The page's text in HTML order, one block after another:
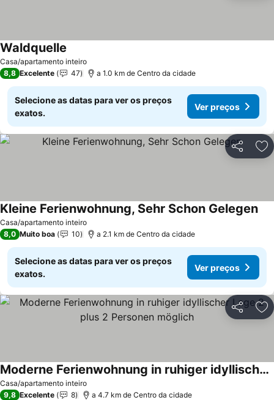
Casa/apartamento inteiro
Waldquelle
8,8 Excelente 47 a 1.0 km de Centro da cidade
Selecione as datas para ver os preços
exatos.
Ver preços
Partilhar
Casa/apartamento inteiro
Kleine Ferienwohnung, Sehr Schon Gelegen
8,0 Muito boa 10 a 2.1 km de Centro da cidade
Selecione as datas para ver os preços
exatos.
Ver preços
Partilhar
Casa/apartamento inteiro
Moderne Ferienwohnung in ruhiger idyllischer Lage 2 plus 2 Personen möglich
Ver preços
9,8 Excelente 8 a 4.7 km de Centro da cidade